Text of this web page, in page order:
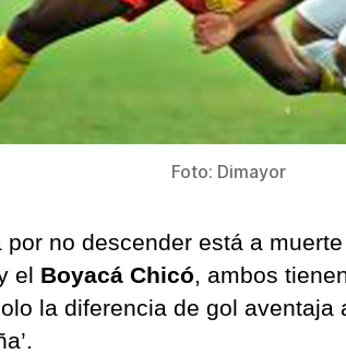
Foto: Dimayor
por no descender está a
el Boyacá Chicó , ambos
la diferencia de gol aventaja